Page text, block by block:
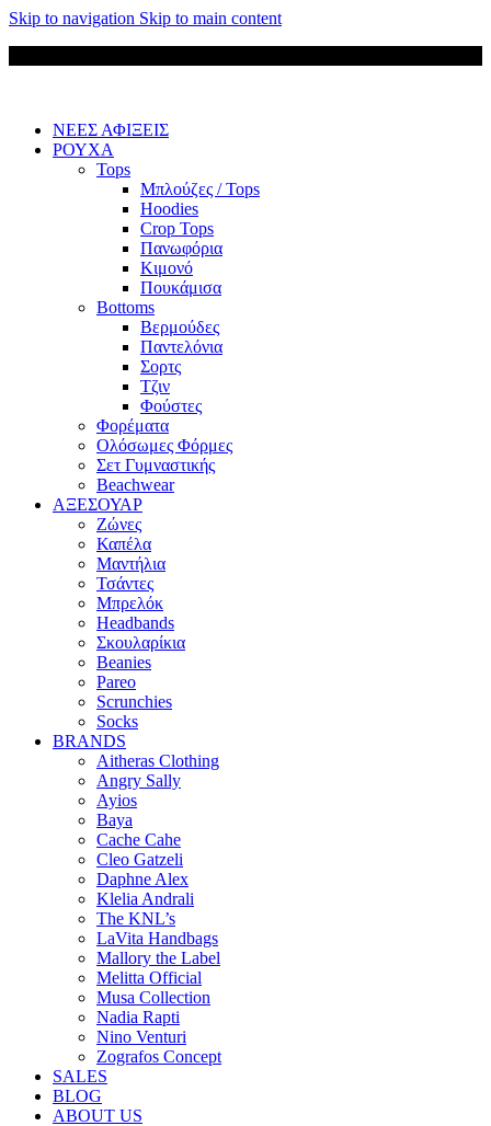
Skip to navigation Skip to main content
ΝΕΕΣ ΑΦΙΞΕΙΣ
ΡΟΥΧΑ
Tops
Μπλούζες / Tops
Hoodies
Crop Tops
Πανωφόρια
Κιμονό
Πουκάμισα
Bottoms
Βερμούδες
Παντελόνια
Σορτς
Τζιν
Φούστες
Φορέματα
Ολόσωμες Φόρμες
Σετ Γυμναστικής
Beachwear
ΑΞΕΣΟΥΑΡ
Ζώνες
Καπέλα
Μαντήλια
Τσάντες
Μπρελόκ
Headbands
Σκουλαρίκια
Beanies
Pareo
Scrunchies
Socks
BRANDS
Aitheras Clothing
Angry Sally
Ayios
Baya
Cache Cahe
Cleo Gatzeli
Daphne Alex
Klelia Andrali
The KNL’s
LaVita Handbags
Mallory the Label
Melitta Official
Musa Collection
Nadia Rapti
Nino Venturi
Zografos Concept
SALES
BLOG
ABOUT US